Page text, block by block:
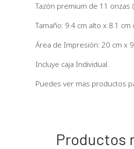
Tazón premium de 11 onzas
Tamaño: 9.4 cm alto x 8.1 cm
Área de Impresión: 20 cm x 9
Incluye caja Individual.
Puedes ver mas productos
Productos